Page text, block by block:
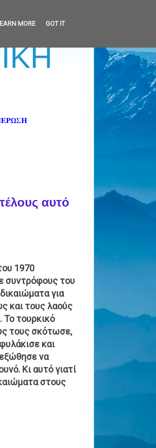
αυτό
1970
συντρόφους του
για
και τους λαούς
Το τουρκικό
τους σκότωσε,
και
να
Κι αυτό γιατί
στους
MORE GOT IT